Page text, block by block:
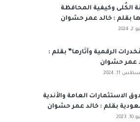
الكُلى وكيفية المحافظة
بقلم : خالد عمر حشوان
2024
الرقمية وآثارها” بقلم :
عمر حشوان
11, 2024
الاستثمارات العامة والأندية
بقلم : خالد عمر حشوان
2023